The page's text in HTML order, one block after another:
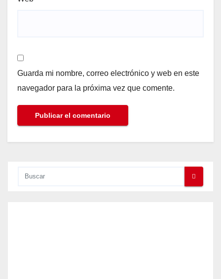
Guarda mi nombre, correo electrónico y web en este
navegador para la próxima vez que comente.